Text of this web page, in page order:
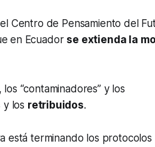
Centro de Pensamiento del
en Ecuador se extienda la
“contaminadores” y los
y los retribuidos.
está terminando los protocolos